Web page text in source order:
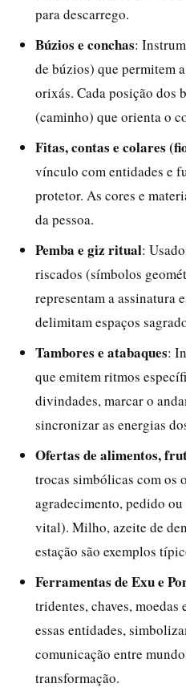
para descarrego.
Búzios e conchas:
de búzios) que permitem
orixás. Cada posição dos
(caminho) que orienta o
Fitas, contas e colares
vínculo com entidades e
protetor. As cores e
da pessoa.
Pemba e giz ritual:
riscados (símbolos
representam a assinatura
delimitam espaços
Tambores e atabaques:
que emitem ritmos
divindades, marcar o
sincronizar as energias
Ofertas de alimentos,
trocas simbólicas com os
agradecimento, pedido
vital). Milho, azeite de
estação são exemplos
Ferramentas de Exu e
tridentes, chaves, moedas
essas entidades,
comunicação entre
transformação.